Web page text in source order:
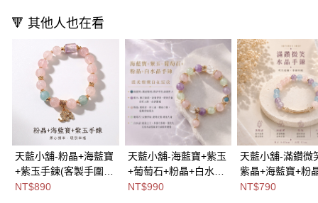
🔻 其他人也在看
天藍小舖-粉晶+海藍寶
+紫玉手鍊(客製手圍)-
單1
NT$890
天藍小舖-海藍寶+紫玉
+葡萄石+粉晶+白水晶
手鍊(客製手圍)-共1
NT$990
天藍小舖-滿鑽微
紫晶+海藍寶+粉
(客製手圍)-共1
NT$790